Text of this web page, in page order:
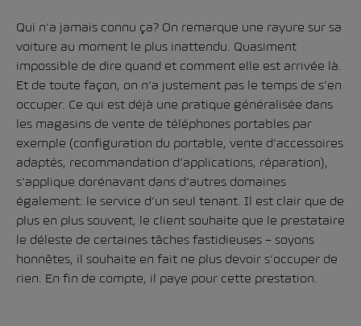
Qui n’a jamais connu ça? On remarque une rayure sur sa
voiture au moment le plus inattendu. Quasiment
impossible de dire quand et comment elle est arrivée là.
Et de toute façon, on n’a justement pas le temps de s’en
occuper. Ce qui est déjà une pratique généralisée dans
les magasins de vente de téléphones portables par
exemple (configuration du portable, vente d’accessoires
adaptés, recommandation d’applications, réparation),
s’applique dorénavant dans d’autres domaines
également: le service d’un seul tenant. Il est clair que de
plus en plus souvent, le client souhaite que le prestataire
le déleste de certaines tâches fastidieuses – soyons
honnêtes, il souhaite en fait ne plus devoir s’occuper de
rien. En fin de compte, il paye pour cette prestation.